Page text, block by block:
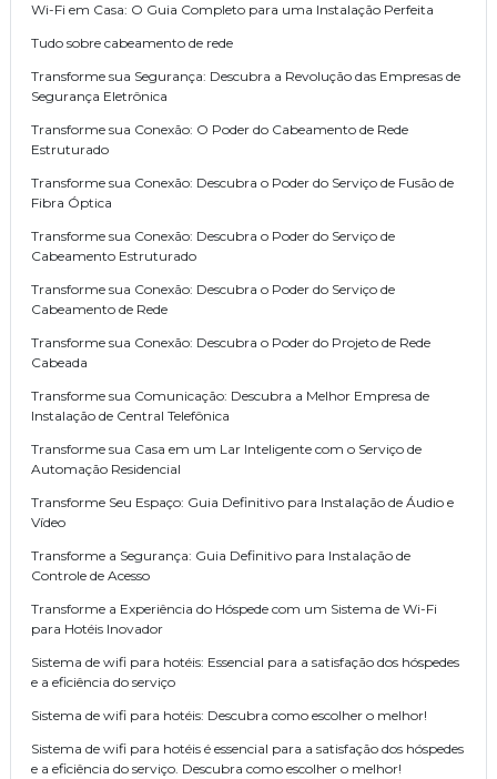
Wi-Fi em Casa: O Guia Completo para uma Instalação Perfeita
Tudo sobre cabeamento de rede
Transforme sua Segurança: Descubra a Revolução das Empresas de
Segurança Eletrônica
Transforme sua Conexão: O Poder do Cabeamento de Rede
Estruturado
Transforme sua Conexão: Descubra o Poder do Serviço de Fusão de
Fibra Óptica
Transforme sua Conexão: Descubra o Poder do Serviço de
Cabeamento Estruturado
Transforme sua Conexão: Descubra o Poder do Serviço de
Cabeamento de Rede
Transforme sua Conexão: Descubra o Poder do Projeto de Rede
Cabeada
Transforme sua Comunicação: Descubra a Melhor Empresa de
Instalação de Central Telefônica
Transforme sua Casa em um Lar Inteligente com o Serviço de
Automação Residencial
Transforme Seu Espaço: Guia Definitivo para Instalação de Áudio e
Vídeo
Transforme a Segurança: Guia Definitivo para Instalação de
Controle de Acesso
Transforme a Experiência do Hóspede com um Sistema de Wi-Fi
para Hotéis Inovador
Sistema de wifi para hotéis: Essencial para a satisfação dos hóspedes
e a eficiência do serviço
Sistema de wifi para hotéis: Descubra como escolher o melhor!
Sistema de wifi para hotéis é essencial para a satisfação dos hóspedes
e a eficiência do serviço. Descubra como escolher o melhor!